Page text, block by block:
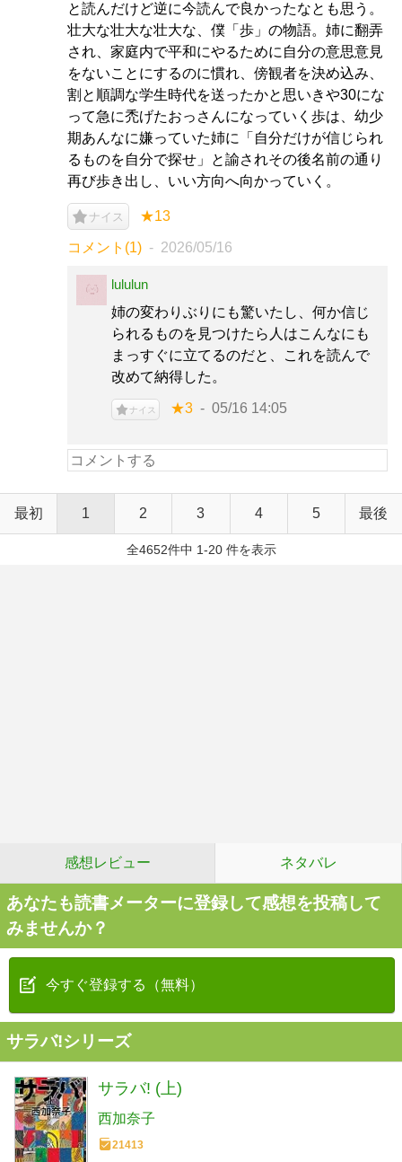
と読んだけど逆に今読んで良かったなとも思う。
壮大な壮大な壮大な、僕「歩」の物語。姉に翻弄
され、家庭内で平和にやるために自分の意思意見
をないことにするのに慣れ、傍観者を決め込み、
割と順調な学生時代を送ったかと思いきや30にな
って急に禿げたおっさんになっていく歩は、幼少
期あんなに嫌っていた姉に「自分だけが信じられ
るものを自分で探せ」と諭されその後名前の通り
再び歩き出し、いい方向へ向かっていく。
ナイス ★13
コメント(1) 2026/05/16
lululun
姉の変わりぶりにも驚いたし、何か信じ
られるものを見つけたら人はこんなにも
まっすぐに立てるのだと、これを読んで
改めて納得した。
ナイス ★3 05/16 14:05
最初 1 2 3 4 5 最後
全4652件中 1-20 件を表示
感想レビュー ネタバレ
あなたも読書メーターに登録して感想を投稿して
みませんか？
今すぐ登録する（無料）
サラバ!シリーズ
サラバ! (上)
西加奈子
21413